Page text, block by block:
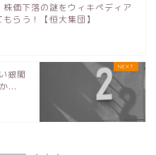
株価下落の謎をウィキペディア
らう！【恒大集団】
銀閣
...